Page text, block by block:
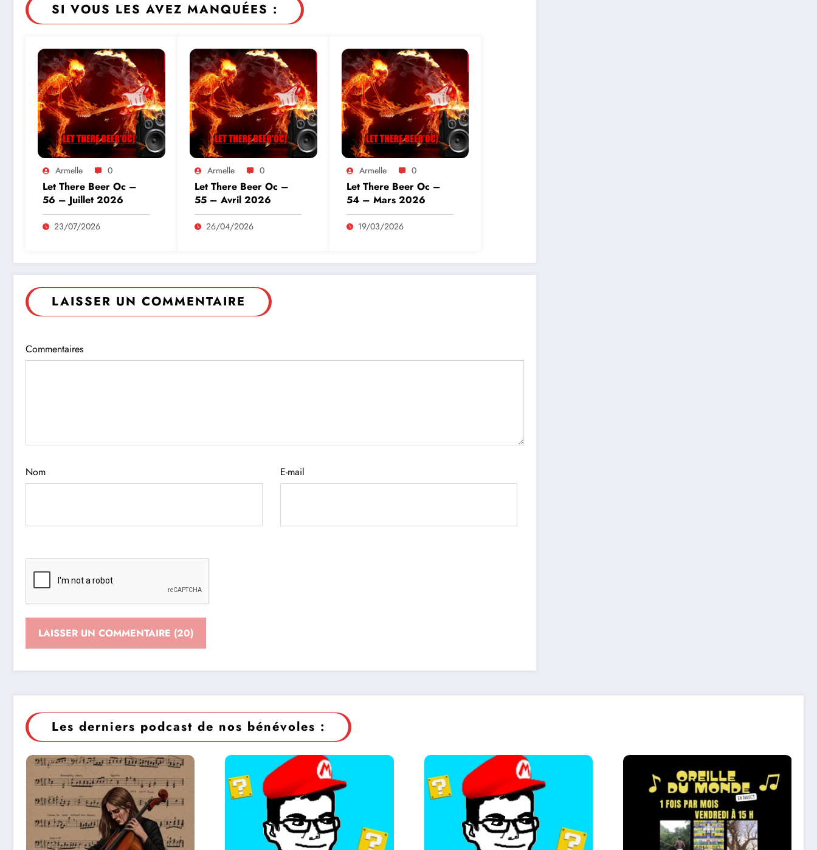
SI VOUS LES AVEZ MANQUÉES :
Armelle 0
Let There Beer Oc –
56 – Juillet 2026
23/07/2026
Armelle 0
Let There Beer Oc –
55 – Avril 2026
26/04/2026
Armelle 0
Let There Beer Oc –
54 – Mars 2026
19/03/2026
LAISSER UN COMMENTAIRE
Commentaires
Nom E-mail
Les derniers podcast de nos bénévoles :